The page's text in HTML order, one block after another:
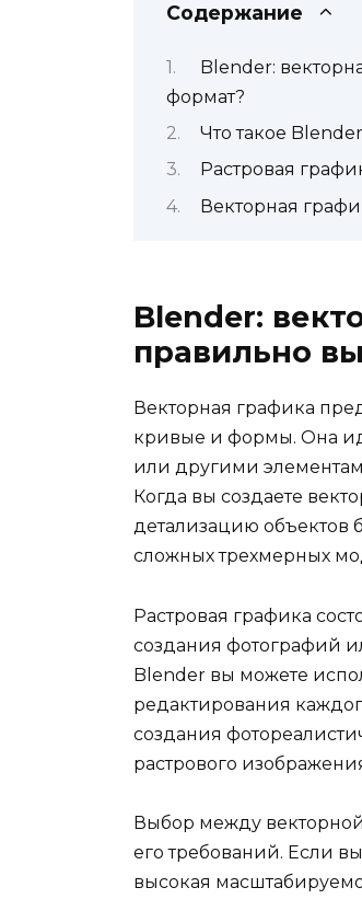
Содержание
Blender:
формат?
Что такое
Растровая
Векторная
Blender:
правильно
Векторная графика
кривые и формы. Она
или другими
Когда вы создаете
детализацию объектов
сложных трехмерных
Растровая графика
создания фотографий
Blender вы можете
редактирования
создания
растрового
Выбор между векторной
его требований. Если
высокая